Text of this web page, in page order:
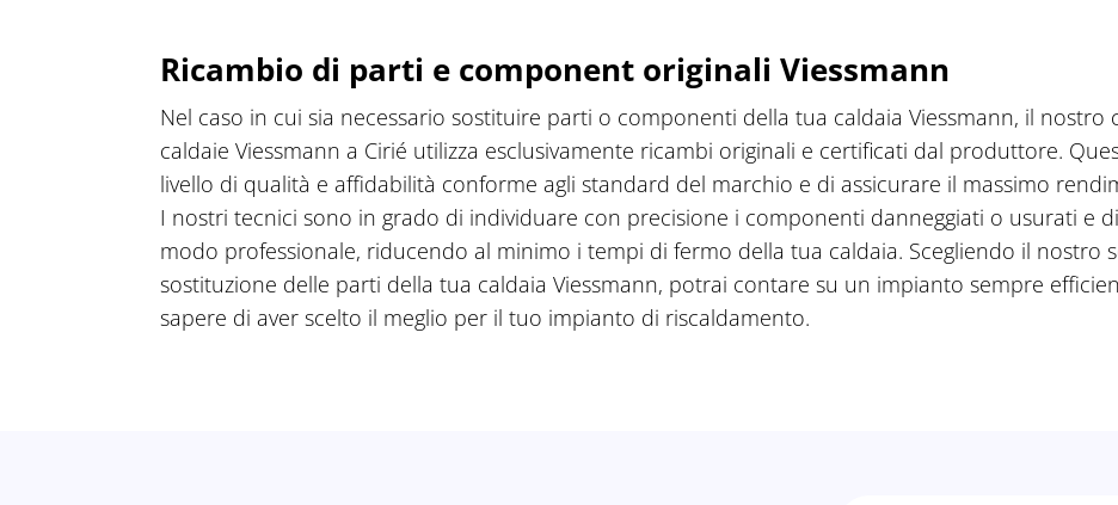
Ricambio di parti e component originali Viessmann
Nel caso in cui sia necessario sostituire parti o componenti della tua caldaia Viessmann, il nostro
caldaie Viessmann a Cirié utilizza esclusivamente ricambi originali e certificati dal produttore.
livello di qualità e affidabilità conforme agli standard del marchio e di assicurare il massimo
I nostri tecnici sono in grado di individuare con precisione i componenti danneggiati o usurati e
modo professionale, riducendo al minimo i tempi di fermo della tua caldaia. Scegliendo il nostro
sostituzione delle parti della tua caldaia Viessmann, potrai contare su un impianto sempre
sapere di aver scelto il meglio per il tuo impianto di riscaldamento.